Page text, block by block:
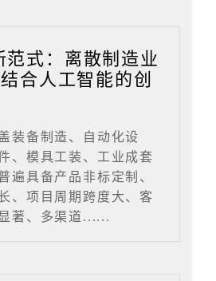
范式：离散制造业
合人工智能的创
装备制造、自动化设
、模具工装、工业成套
遍具备产品非标定制、
、项目周期跨度大、客
著、多渠道......